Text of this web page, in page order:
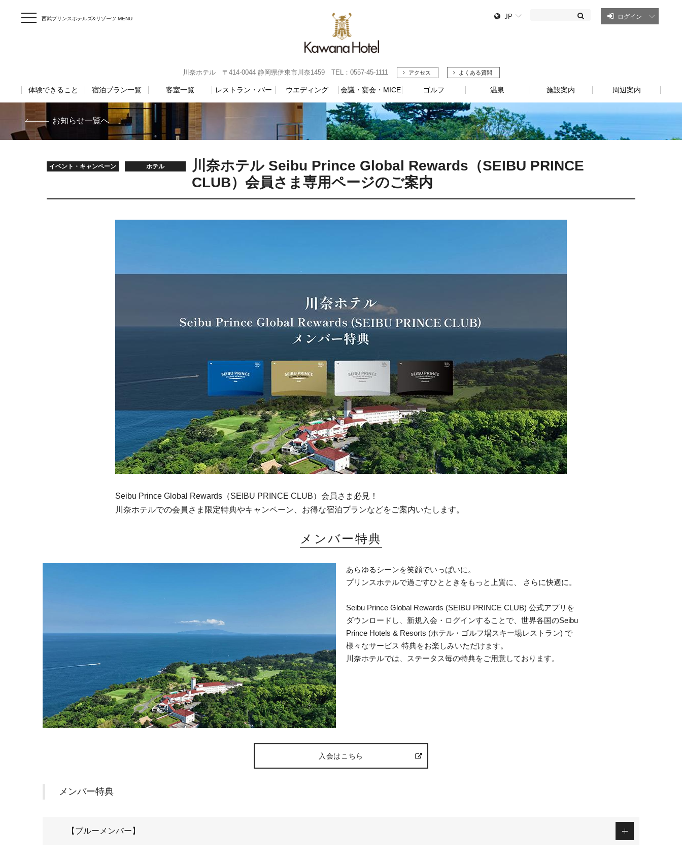
西武プリンスホテルズ&リゾーツ MENU JP ログイン
川奈ホテル 〒414-0044 静岡県伊東市川奈1459 TEL：0557-45-1111 アクセス よくある質問
体験できること 宿泊プラン一覧 客室一覧 レストラン・バー ウエディング 会議・宴会・MICE ゴルフ 温泉 施設案内 周辺案内
お知らせ一覧へ
イベント・キャンペーン ホテル
川奈ホテル Seibu Prince Global Rewards（SEIBU PRINCE
CLUB）会員さま専用ページのご案内
Seibu Prince Global Rewards（SEIBU PRINCE CLUB）会員さま必見！
川奈ホテルでの会員さま限定特典やキャンペーン、お得な宿泊プランなどをご案内いたします。
メンバー特典
あらゆるシーンを笑顔でいっぱいに。
プリンスホテルで過ごすひとときをもっと上質に、 さらに快適に。
Seibu Prince Global Rewards (SEIBU PRINCE CLUB) 公式アプリを
ダウンロードし、新規入会・ログインすることで、世界各国のSeibu
Prince Hotels & Resorts (ホテル・ゴルフ場スキー場レストラン) で
様々なサービス 特典をお楽しみいただけます。
川奈ホテルでは、ステータス毎の特典をご用意しております。
入会はこちら
メンバー特典
【ブルーメンバー】